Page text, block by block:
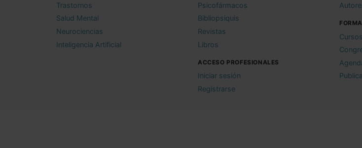
Trastornos
Salud Mental
Neurociencias
Inteligencia Artificial
Psicofármacos
Bibliopsiquis
Revistas
Libros
ACCESO PROFESIONALES
Iniciar sesión
Registrarse
Cursos